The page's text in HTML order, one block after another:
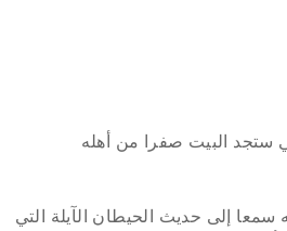
ستجد البيت صفرا من أهله
إلى حديث الحيطان الآيلة التي